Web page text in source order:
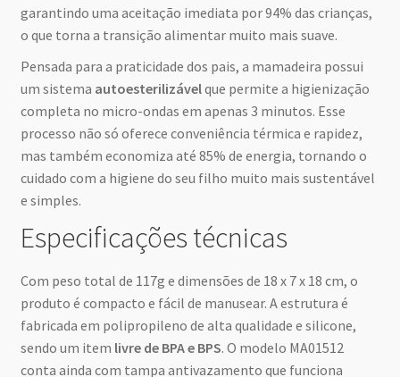
garantindo uma aceitação imediata por 94% das crianças,
o que torna a transição alimentar muito mais suave.
Pensada para a praticidade dos pais, a mamadeira possui
um sistema autoesterilizávelque permite a higienização
completa no micro-ondas em apenas 3 minutos. Esse
processo não só oferece conveniência térmica e rapidez,
mas também economiza até 85% de energia, tornando o
cuidado com a higiene do seu filho muito mais sustentável
e simples.
Especificações técnicas
Com peso total de 117g e dimensões de 18 x 7 x 18 cm, o
produto é compacto e fácil de manusear. A estrutura é
fabricada em polipropileno de alta qualidade e silicone,
sendo um item livre de BPA e BPS. O modelo MA01512
conta ainda com tampa antivazamento que funciona